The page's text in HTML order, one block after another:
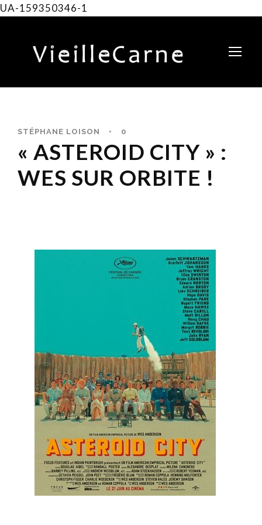
UA-159350346-1
STÉPHANE LOISON • 0
« ASTEROID CITY » :
WES SUR ORBITE !